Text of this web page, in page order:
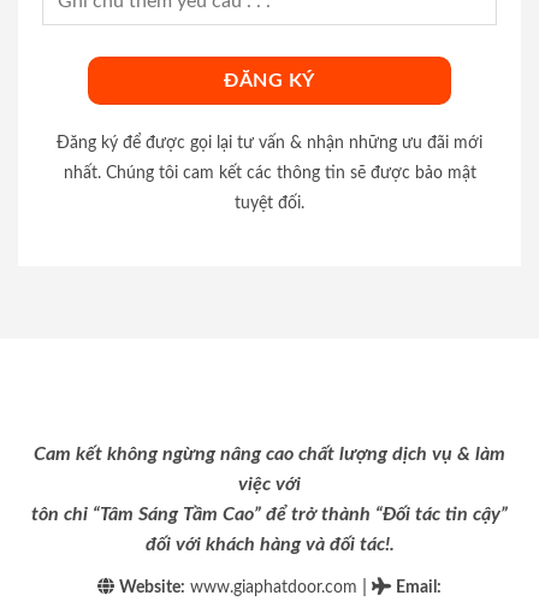
Đăng ký để được gọi lại tư vấn & nhận những ưu đãi mới
nhất. Chúng tôi cam kết các thông tin sẽ được bảo mật
tuyệt đối.
Cam kết không ngừng nâng cao chất lượng dịch vụ & làm
việc với
tôn chỉ “Tâm Sáng Tầm Cao” để trở thành “Đối tác tin cậy”
đối với khách hàng và đối tác!.
Website: www.giaphatdoor.com Email :